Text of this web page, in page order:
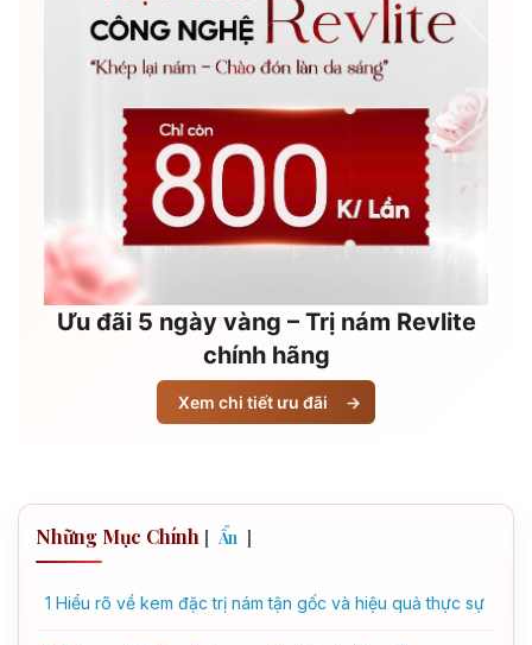
Ưu đãi 5 ngày vàng – Trị nám Revlite
chính hãng
Xem chi tiết ưu đãi →
Những Mục Chính [ Ẩn ]
1 Hiểu rõ về kem đặc trị nám tận gốc và hiệu quả thực sự